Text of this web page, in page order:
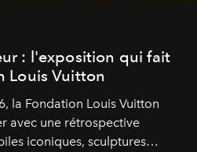
: l'exposition qui fait
Louis Vuitton
la Fondation Louis Vuitton
avec une rétrospective
iconiques, sculptures